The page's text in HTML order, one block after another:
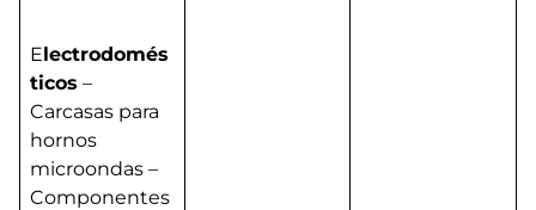
Electrodomés
ticos –
Carcasas para
hornos
microondas –
Componentes